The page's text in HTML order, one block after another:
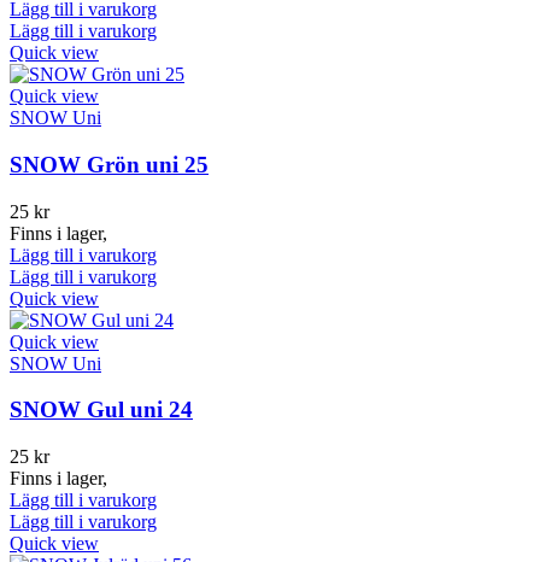
Lägg till i varukorg
Lägg till i varukorg
Quick view
Quick view
SNOW Uni
SNOW Grön uni 25
25 kr
Finns i lager,
Lägg till i varukorg
Lägg till i varukorg
Quick view
Quick view
SNOW Uni
SNOW Gul uni 24
25 kr
Finns i lager,
Lägg till i varukorg
Lägg till i varukorg
Quick view